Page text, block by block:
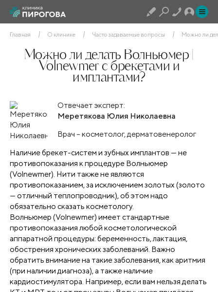
Главная О клинике Часто задаваемые вопросы Можно ли
Можно ли делать Волньюмер |
Volnewmer с брекетами и
имплантами?
Отвечает эксперт:
Меретякова Юлия Николаевна
Врач – косметолог, дерматовенеролог
Наличие брекет-систем и зубных имплантов — не
противопоказания к процедуре Волньюмер
(Volnewmer). Нити также не являются
противопоказанием, за исключением золотых (золото
— отличный теплопроводник), об этом надо
обязательно сказать косметологу.
Волньюмер (Volnewmer) имеет стандартные
противопоказания любой косметологической
аппаратной процедуры: беременность, лактация,
обострения хронических заболеваний. Важно
обратить внимание на такие заболевания, как аритмия
(при наличии диагноза), а также наличие
кардиостимулятора. Например, если вам нельзя делать